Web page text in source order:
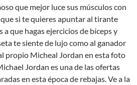
que mejor luce sus músculos con
si te quieres apuntar al tirante
que hagas ejercicios de bíceps y
te siente de lujo como al ganador
propio Micheal Jordan en esta foto
Jordan es una de las ofertas
en esta época de rebajas. Ve a la